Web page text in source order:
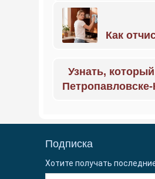
Как
Узнать,
Подписка
Хотите получать